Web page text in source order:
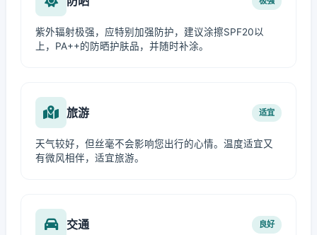
紫外辐射极强，应特别加强防护，建议涂擦SPF20以
上，PA++的防晒护肤品，并随时补涂。
旅游 适宜
天气较好，但丝毫不会影响您出行的心情。温度适宜又
有微风相伴，适宜旅游。
交通 良好